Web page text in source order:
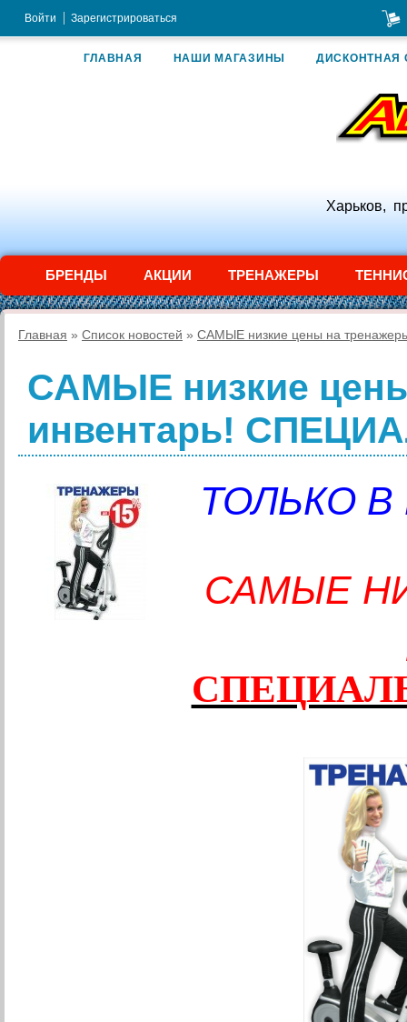
Войти Зарегистрироваться
ГЛАВНАЯ НАШИ МАГАЗИНЫ ДИСКОНТНАЯ
Харьков,
БРЕНДЫ АКЦИИ ТРЕНАЖЕРЫ
Главная » Список новостей » САМЫЕ низкие цены на
САМЫЕ низкие
инвентарь!
ТОЛЬКО
САМЫЕ